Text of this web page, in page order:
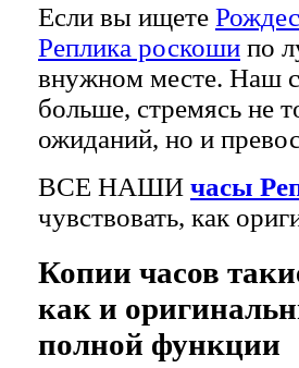
Если вы ищете
Реплика роскоши по
внужном месте. Наш
больше, стремясь не
ожиданий, но и
ВСЕ НАШИ часы
чувствовать, как
Копии часов
как и
полной функции